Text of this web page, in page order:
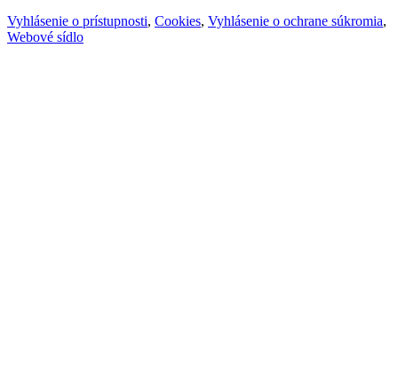
Vyhlásenie o prístupnosti, Cookies, Vyhlásenie o ochrane súkromia,
Webové sídlo